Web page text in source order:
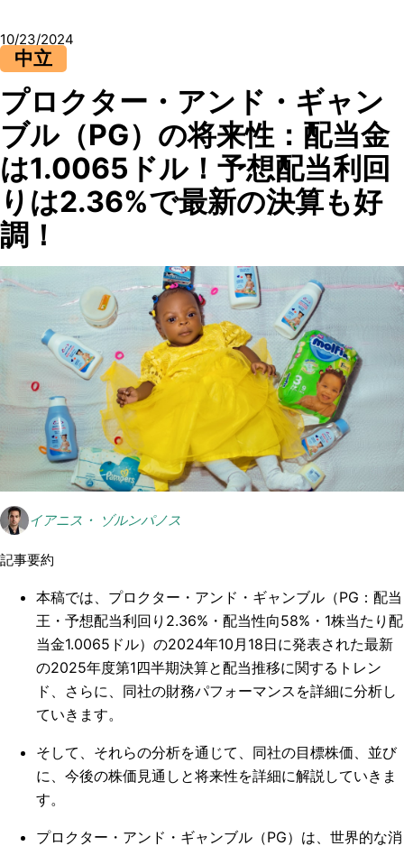
10/23/2024
中立
プロクター・アンド・ギャン
ブル（PG）の将来性：配当金
は1.0065ドル！予想配当利回
りは2.36%で最新の決算も好
調！
イアニス・ ゾルンパノス
記事要約
本稿では、プロクター・アンド・ギャンブル（PG：配当
王・予想配当利回り2.36%・配当性向58%・1株当たり配
当金1.0065ドル）の2024年10月18日に発表された最新
の2025年度第1四半期決算と配当推移に関するトレン
ド、さらに、同社の財務パフォーマンスを詳細に分析し
ていきます。
そして、それらの分析を通じて、同社の目標株価、並び
に、今後の株価見通しと将来性を詳細に解説していきま
す。
プロクター・アンド・ギャンブル（PG）は、世界的な消